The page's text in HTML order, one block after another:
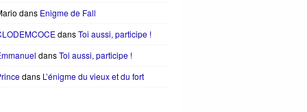
dans Enigme de Fall
dansToi aussi, participe !
dansToi aussi, participe !
dans L’énigme du vieux et du fort